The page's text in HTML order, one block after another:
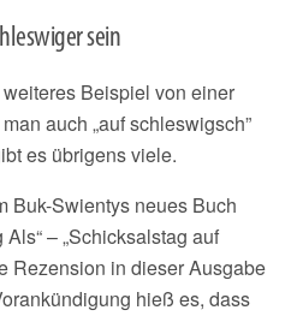
sein
Beispiel von einer
auch „auf schleswigsch”
es übrigens viele.
Buk-Swientys neues Buch
– „Schicksalstag auf
Rezension in dieser Ausgabe
hieß es, dass